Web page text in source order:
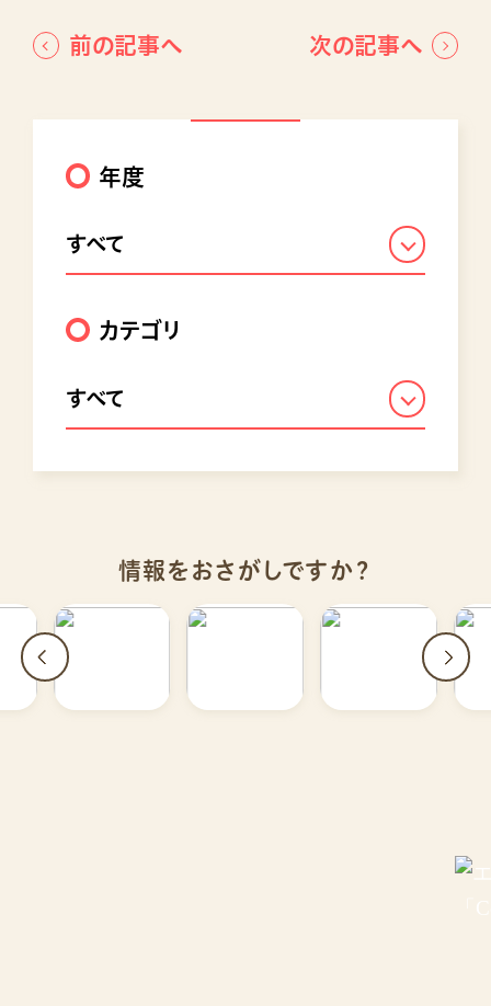
前の記事へ 次の記事へ
年度
すべて
カテゴリ
すべて
情報をおさがしですか？